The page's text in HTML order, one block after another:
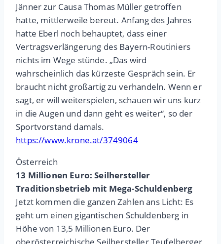
Jänner zur Causa Thomas Müller getroffen
hatte, mittlerweile bereut. Anfang des Jahres
hatte Eberl noch behauptet, dass einer
Vertragsverlängerung des Bayern-Routiniers
nichts im Wege stünde. „Das wird
wahrscheinlich das kürzeste Gespräch sein. Er
braucht nicht großartig zu verhandeln. Wenn er
sagt, er will weiterspielen, schauen wir uns kurz
in die Augen und dann geht es weiter“, so der
Sportvorstand damals.
https://www.krone.at/3749064
Österreich
13 Millionen Euro: Seilhersteller
Traditionsbetrieb mit Mega-Schuldenberg
Jetzt kommen die ganzen Zahlen ans Licht: Es
geht um einen gigantischen Schuldenberg in
Höhe von 13,5 Millionen Euro. Der